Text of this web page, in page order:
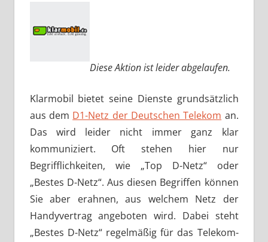
Diese Aktion ist leider abgelaufen.
Klarmobil bietet seine Dienste grundsätzlich
aus dem D1-Netz der Deutschen Telekom an.
Das wird leider nicht immer ganz klar
kommuniziert. Oft stehen hier nur
Begrifflichkeiten, wie „Top D-Netz“ oder
„Bestes D-Netz“. Aus diesen Begriffen können
Sie aber erahnen, aus welchem Netz der
Handyvertrag angeboten wird. Dabei steht
„Bestes D-Netz“ regelmäßig für das Telekom-